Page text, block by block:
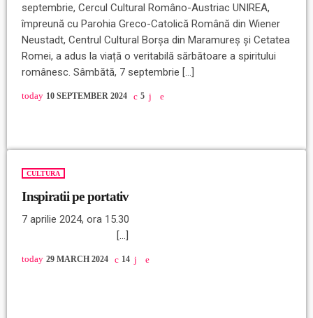
septembrie, Cercul Cultural Româno-Austriac UNIREA,
împreună cu Parohia Greco-Catolică Română din Wiener
Neustadt, Centrul Cultural Borșa din Maramureș și Cetatea
Romei, a adus la viață o veritabilă sărbătoare a spiritului
românesc. Sâmbătă, 7 septembrie […]
today 10 SEPTEMBER 2024 5
CULTURA
Inspiratii pe portativ
7 aprilie 2024, ora 15.30
[…]
today 29 MARCH 2024 14